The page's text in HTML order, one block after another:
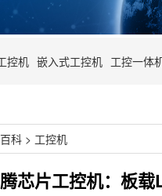
控机 嵌入式工控机 工控一体
科 > 工控机
芯片工控机：板